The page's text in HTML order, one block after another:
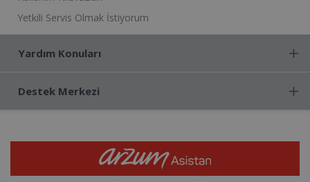
Yetkili Servis Olmak İstiyorum
Yardım Konuları
Destek Merkezi